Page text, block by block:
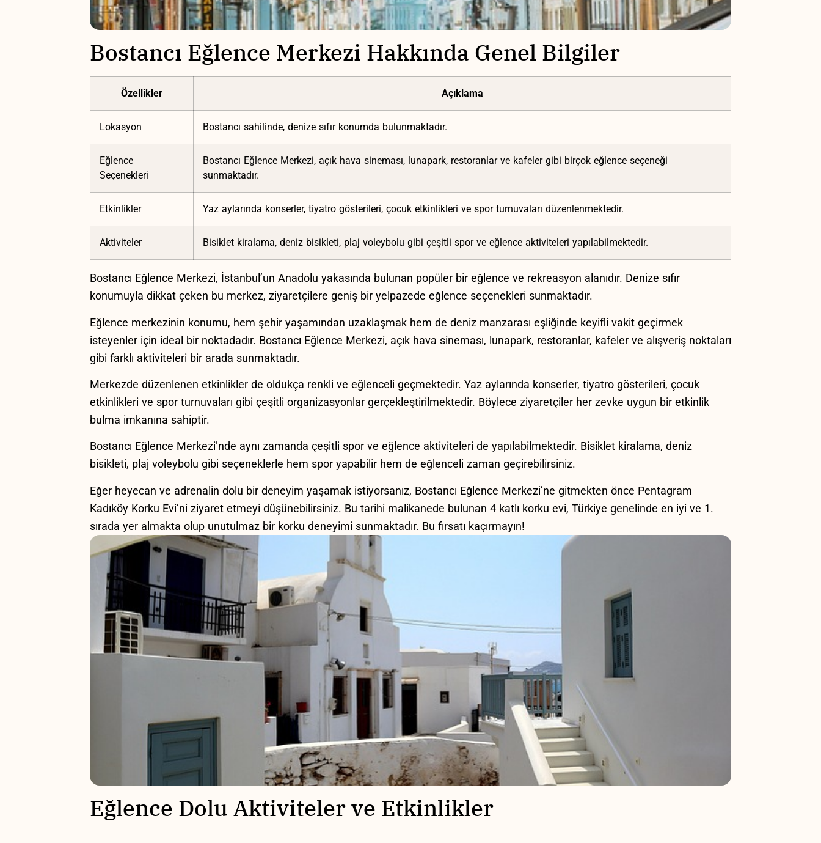
Bostancı Eğlence ⁢Merkezi Hakkında Genel Bilgiler
Özellikler Açıklama
Lokasyon Bostancı sahilinde, denize sıfır konumda⁤ bulunmaktadır.
Eğlence
Seçenekleri
Bostancı ​Eğlence Merkezi, açık ​hava sineması, lunapark,⁣ restoranlar ve kafeler gibi birçok ⁣eğlence seçeneği
sunmaktadır.
Etkinlikler Yaz aylarında konserler, tiyatro gösterileri, çocuk etkinlikleri‌ ve spor turnuvaları düzenlenmektedir.
Aktiviteler Bisiklet⁢ kiralama, deniz bisikleti, plaj voleybolu gibi çeşitli spor ve eğlence aktiviteleri ⁣yapılabilmektedir.
Bostancı Eğlence Merkezi, ⁤İstanbul’un ⁤Anadolu yakasında bulunan​ popüler bir eğlence ve rekreasyon alanıdır.⁢ Denize‌ sıfır
konumuyla‌ dikkat çeken bu merkez, ziyaretçilere geniş bir ​yelpazede ⁤eğlence seçenekleri sunmaktadır.
Eğlence merkezinin⁣ konumu, hem şehir yaşamından uzaklaşmak⁣ hem‍ de​ deniz manzarası eşliğinde keyifli ⁣vakit⁤ geçirmek
isteyenler için⁣ ideal bir noktadadır. Bostancı‍ Eğlence Merkezi, açık hava ‌sineması, lunapark, restoranlar, kafeler ve‌ alışveriş noktaları‍
gibi​ farklı⁤ aktiviteleri bir arada sunmaktadır.
Merkezde düzenlenen‍ etkinlikler de ⁤oldukça renkli⁣ ve​ eğlenceli geçmektedir. Yaz aylarında ⁤konserler,⁢ tiyatro gösterileri,​ çocuk
etkinlikleri ve spor turnuvaları gibi çeşitli organizasyonlar gerçekleştirilmektedir. Böylece ziyaretçiler her zevke uygun bir etkinlik⁣
bulma ​imkanına sahiptir.
Bostancı Eğlence Merkezi’nde aynı zamanda çeşitli​ spor ve eğlence aktiviteleri de‌ yapılabilmektedir. Bisiklet kiralama, deniz
bisikleti, plaj ⁣voleybolu gibi ‍seçeneklerle hem spor yapabilir⁢ hem de eğlenceli zaman geçirebilirsiniz.
Eğer heyecan ve adrenalin ​dolu ⁤bir deneyim yaşamak​ istiyorsanız, Bostancı ⁢Eğlence Merkezi’ne gitmekten önce Pentagram
Kadıköy Korku Evi’ni ziyaret ​etmeyi düşünebilirsiniz. ‌Bu tarihi malikanede bulunan ​4 katlı korku evi, Türkiye ​genelinde en iyi ve 1.
sırada ⁢yer almakta olup unutulmaz bir korku deneyimi sunmaktadır. Bu fırsatı ⁣kaçırmayın!
Eğlence Dolu ⁤Aktiviteler ve Etkinlikler